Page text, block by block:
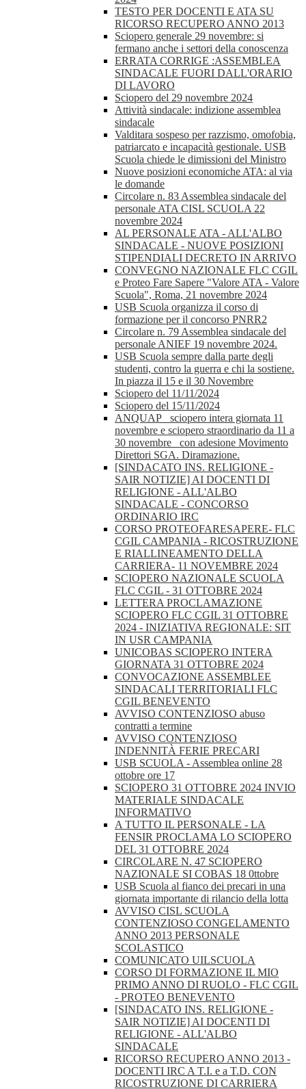
TESTO PER DOCENTI E ATA SU
RICORSO RECUPERO ANNO 2013
Sciopero generale 29 novembre: si
fermano anche i settori della conoscenza
ERRATA CORRIGE :ASSEMBLEA
SINDACALE FUORI DALL'ORARIO
DI LAVORO
Sciopero del 29 novembre 2024
Attività sindacale: indizione assemblea
sindacale
Valditara sospeso per razzismo, omofobia,
patriarcato e incapacità gestionale. USB
Scuola chiede le dimissioni del Ministro
Nuove posizioni economiche ATA: al via
le domande
Circolare n. 83 Assemblea sindacale del
personale ATA CISL SCUOLA 22
novembre 2024
AL PERSONALE ATA - ALL'ALBO
SINDACALE - NUOVE POSIZIONI
STIPENDIALI DECRETO IN ARRIVO
CONVEGNO NAZIONALE FLC CGIL
e Proteo Fare Sapere "Valore ATA - Valore
Scuola", Roma, 21 novembre 2024
USB Scuola organizza il corso di
formazione per il concorso PNRR2
Circolare n. 79 Assemblea sindacale del
personale ANIEF 19 novembre 2024.
USB Scuola sempre dalla parte degli
studenti, contro la guerra e chi la sostiene.
In piazza il 15 e il 30 Novembre
Sciopero del 11/11/2024
Sciopero del 15/11/2024
ANQUAP_ sciopero intera giornata 11
novembre e sciopero straordinario da 11 a
30 novembre_ con adesione Movimento
Direttori SGA. Diramazione.
[SINDACATO INS. RELIGIONE -
SAIR NOTIZIE] AI DOCENTI DI
RELIGIONE - ALL'ALBO
SINDACALE - CONCORSO
ORDINARIO IRC
CORSO PROTEOFARESAPERE- FLC
CGIL CAMPANIA - RICOSTRUZIONE
E RIALLINEAMENTO DELLA
CARRIERA- 11 NOVEMBRE 2024
SCIOPERO NAZIONALE SCUOLA
FLC CGIL - 31 OTTOBRE 2024
LETTERA PROCLAMAZIONE
SCIOPERO FLC CGIL 31 OTTOBRE
2024 - INIZIATIVA REGIONALE: SIT
IN USR CAMPANIA
UNICOBAS SCIOPERO INTERA
GIORNATA 31 OTTOBRE 2024
CONVOCAZIONE ASSEMBLEE
SINDACALI TERRITORIALI FLC
CGIL BENEVENTO
AVVISO CONTENZIOSO abuso
contratti a termine
AVVISO CONTENZIOSO
INDENNITÀ FERIE PRECARI
USB SCUOLA - Assemblea online 28
ottobre ore 17
SCIOPERO 31 OTTOBRE 2024 INVIO
MATERIALE SINDACALE
INFORMATIVO
A TUTTO IL PERSONALE - LA
FENSIR PROCLAMA LO SCIOPERO
DEL 31 OTTOBRE 2024
CIRCOLARE N. 47 SCIOPERO
NAZIONALE SI COBAS 18 0ttobre
USB Scuola al fianco dei precari in una
giornata importante di rilancio della lotta
AVVISO CISL SCUOLA
CONTENZIOSO CONGELAMENTO
ANNO 2013 PERSONALE
SCOLASTICO
COMUNICATO UILSCUOLA
CORSO DI FORMAZIONE IL MIO
PRIMO ANNO DI RUOLO - FLC CGIL
- PROTEO BENEVENTO
[SINDACATO INS. RELIGIONE -
SAIR NOTIZIE] AI DOCENTI DI
RELIGIONE - ALL'ALBO
SINDACALE
RICORSO RECUPERO ANNO 2013 -
DOCENTI IRC A T.I. e a T.D. CON
RICOSTRUZIONE DI CARRIERA